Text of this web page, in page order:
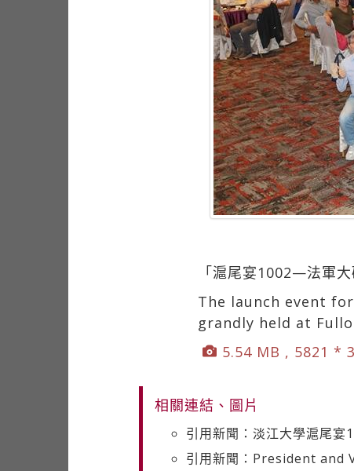
「滬尾宴1002—法軍
The launch event
grandly held at
5.54 MB , 5821 *
相關連結、圖片
引用新聞：淡江大學滬尾宴
引用新聞：President